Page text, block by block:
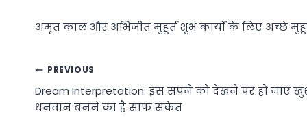
अमृत काल और अभिजीत मुहूर्त शुभ कार्यों के लिए अच्छे
Post
navigation
PREVIOUS
Dream Interpretation: इस सपने को देखने पर हो जाएं
धनवान बनने का है साफ संकेत